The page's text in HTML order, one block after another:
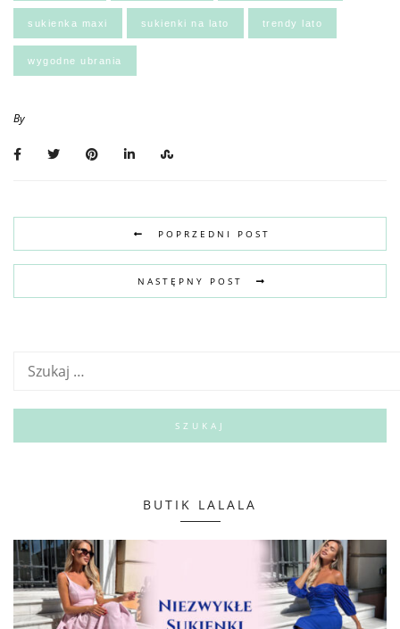
sukienka maxi sukienki na lato trendy lato
wygodne ubrania
By
POPRZEDNI POST
NASTĘPNY POST
BUTIK LALALA